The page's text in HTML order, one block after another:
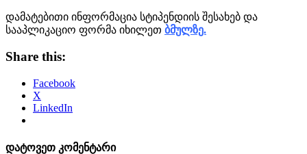
დამატებითი ინფორმაცია სტიპენდიის შესახებ და
სააპლიკაციო ფორმა იხილეთ ბმულზე.
Share this:
Facebook
X
LinkedIn
დატოვეთ კომენტარი